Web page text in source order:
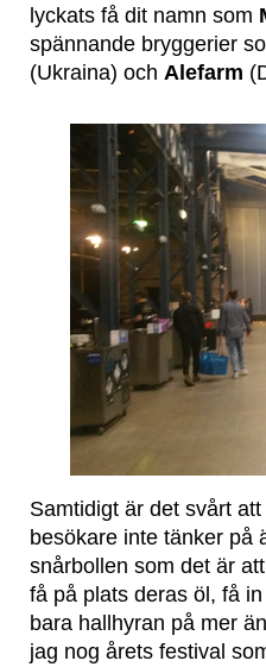
lyckats få dit namn som
spännande bryggerier
(Ukraina) och Alefarm
Samtidigt är det svårt
besökare inte tänker på
snårbollen som det är
få på plats deras öl, få
bara hallhyran på mer
jag nog årets festival